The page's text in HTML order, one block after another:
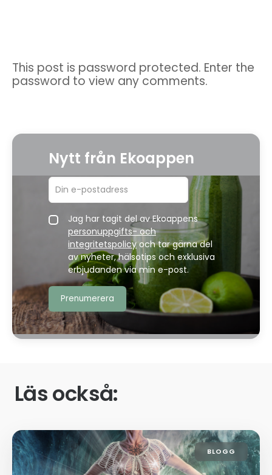
This post is password protected. Enter the
password to view any comments.
Nytt från Ekoappen
Jag har tagit del av Ekoappens
personuppgifts- och
integritetspolicyoch tar gärna del
av nyheter, hälsotips och exklusiva
erbjudanden via min e-post.
Läs också:
BLOGG